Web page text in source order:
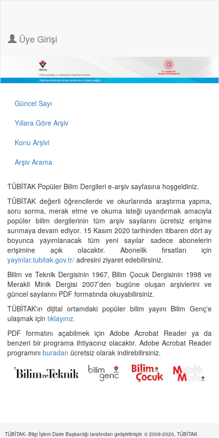
Üye Girişi
Güncel Sayı
Yıllara Göre Arşiv
Konu Arşivi
Arşiv Arama
TÜBİTAK Popüler Bilim Dergileri e-arşiv sayfasına hoşgeldiniz.
TÜBİTAK değerli öğrencilerde ve okurlarında araştırma yapma,
soru sorma, merak etme ve okuma isteği uyandırmak amacıyla
popüler bilim dergilerinin tüm arşiv sayılarını ücretsiz erişime
sunmaya devam ediyor. 15 Kasım 2020 tarihinden itibaren dört ay
boyunca yayımlanacak tüm yeni sayılar sadece abonelerin
erişimine açık olacaktır. Abonelik fırsatları için
yayinlar.tubitak.gov.tr/ adresini ziyaret edebilirsiniz.
Bilim ve Teknik Dergisinin 1967, Bilim Çocuk Dergisinin 1998 ve
Merakli Minik Dergisi 2007’den bugüne oluşan arşivlerini ve
güncel sayılarını PDF formatında okuyabilirsiniz.
TÜBİTAK'ın dijital ortamdaki popüler bilim yayını Bilim Genç'e
ulaşmak için tıklayınız.
PDF formatını açabilmek için Adobe Acrobat Reader ya da
benzeri bir programa ihtiyacınız olacaktır. Adobe Acrobat Reader
programını buradan ücretsiz olarak indirebilirsiniz.
TÜBİTAK- Bilgi İşlem Daire Başkanlığı tarafından geliştirilmiştir. © 2009-2020, TÜBİTAK